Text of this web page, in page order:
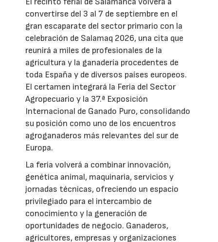
convertirse del 3 al 7 de septiembre en el
gran escaparate del sector primario con la
celebración de Salamaq 2026, una cita que
reunirá a miles de profesionales de la
agricultura y la ganadería procedentes de
toda España y de diversos países europeos.
El certamen integrará la Feria del Sector
Agropecuario y la 37.ª Exposición
Internacional de Ganado Puro, consolidando
su posición como uno de los encuentros
agroganaderos más relevantes del sur de
Europa.
La feria volverá a combinar innovación,
genética animal, maquinaria, servicios y
jornadas técnicas, ofreciendo un espacio
privilegiado para el intercambio de
conocimiento y la generación de
oportunidades de negocio. Ganaderos,
agricultores, empresas y organizaciones